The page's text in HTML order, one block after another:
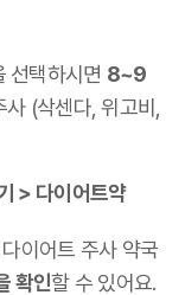
선택하시면 8~9
(삭센다, 위고비,
> 다이어트약
이어트 주사 약국
확인할 수 있어요.